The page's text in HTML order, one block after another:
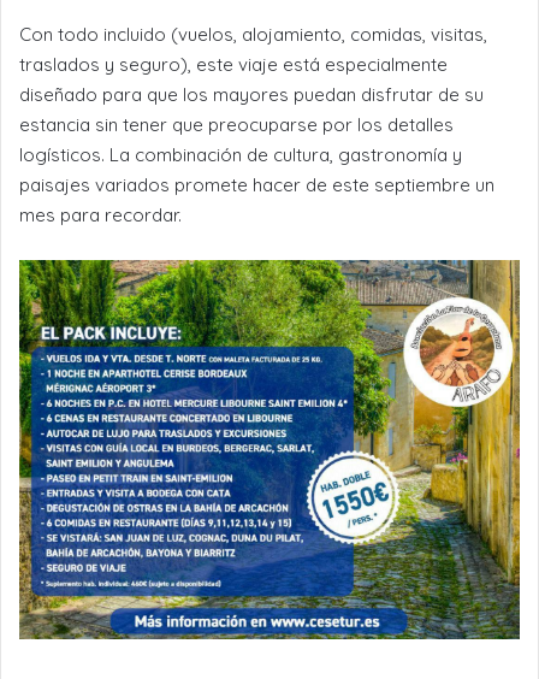
Con todo incluido (vuelos, alojamiento, comidas, visitas,
traslados y seguro), este viaje está especialmente
diseñado para que los mayores puedan disfrutar de su
estancia sin tener que preocuparse por los detalles
logísticos. La combinación de cultura, gastronomía y
paisajes variados promete hacer de este septiembre un
mes para recordar.